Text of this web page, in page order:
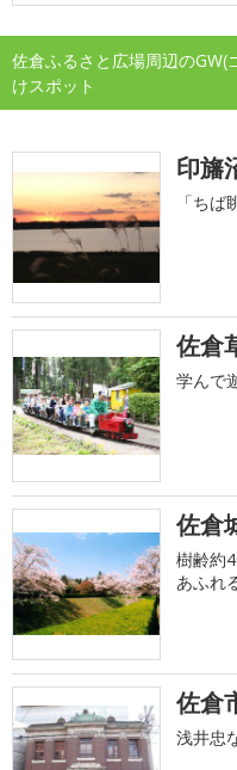
佐倉ふるさと広場周辺の
けスポット
印旛
「ち
佐倉
学んで
佐倉
樹齢約
あふれ
佐倉
浅井忠